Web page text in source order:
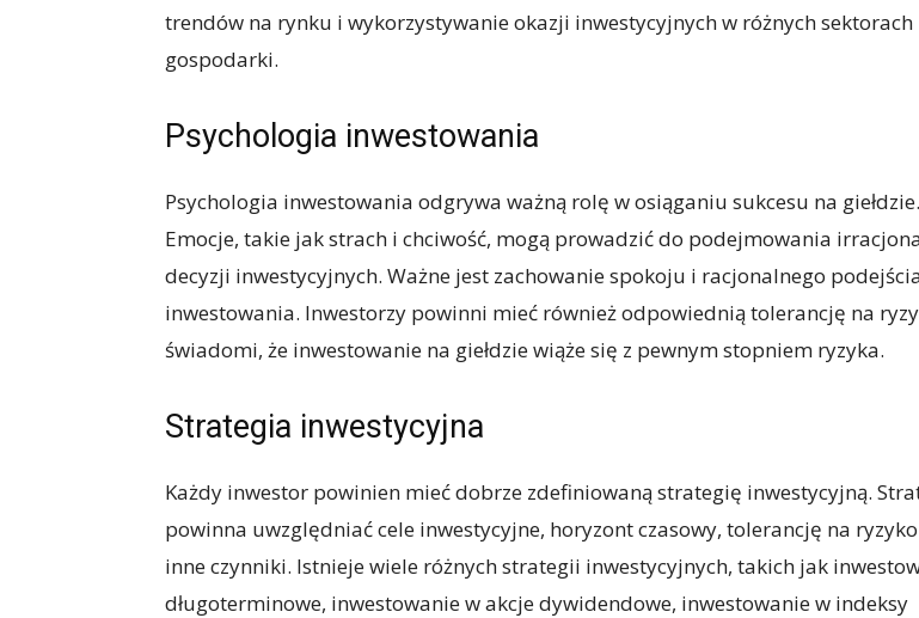
trendów na rynku i wykorzystywanie okazji inwestycyjnych w różnych sektorach
gospodarki.
Psychologia inwestowania
Psychologia inwestowania odgrywa ważną rolę w osiąganiu sukcesu na giełdzie.
Emocje, takie jak strach i chciwość, mogą prowadzić do podejmowania
decyzji inwestycyjnych. Ważne jest zachowanie spokoju i racjonalnego
inwestowania. Inwestorzy powinni mieć również odpowiednią tolerancję na
świadomi, że inwestowanie na giełdzie wiąże się z pewnym stopniem ryzyka.
Strategia inwestycyjna
Każdy inwestor powinien mieć dobrze zdefiniowaną strategię inwestycyjną.
powinna uwzględniać cele inwestycyjne, horyzont czasowy, tolerancję na
inne czynniki. Istnieje wiele różnych strategii inwestycyjnych, takich jak
długoterminowe, inwestowanie w akcje dywidendowe, inwestowanie w indeksy